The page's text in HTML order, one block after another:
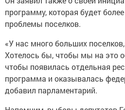
программу, которая будет
проблемы поселков.
«У нас много больших
Хотелось бы, чтобы мы на это
чтобы появилась отдельная
программа и оказывалась
добавил парламентарий.